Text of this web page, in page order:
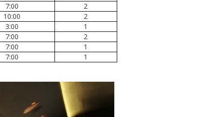
7:00
2
10:00
2
3:00
1
7:00
2
7:00
1
7:00 1